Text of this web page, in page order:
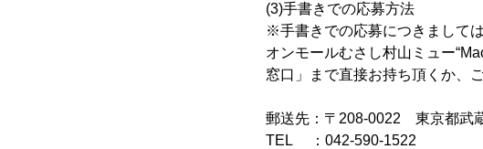
(3)手書きでの応募方法
※手書きでの応募につきまして
オンモールむさし村山ミュー
窓口」まで直接お持ち頂くか、
郵送先：〒208-0022 東京都武
TEL ：042-590-1522